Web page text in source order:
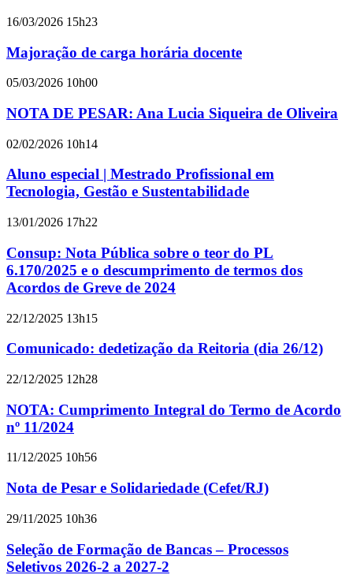
16/03/2026 15h23
Majoração de carga horária docente
05/03/2026 10h00
NOTA DE PESAR: Ana Lucia Siqueira de Oliveira
02/02/2026 10h14
Aluno especial | Mestrado Profissional em
Tecnologia, Gestão e Sustentabilidade
13/01/2026 17h22
Consup: Nota Pública sobre o teor do PL
6.170/2025 e o descumprimento de termos dos
Acordos de Greve de 2024
22/12/2025 13h15
Comunicado: dedetização da Reitoria (dia 26/12)
22/12/2025 12h28
NOTA: Cumprimento Integral do Termo de Acordo
nº 11/2024
11/12/2025 10h56
Nota de Pesar e Solidariedade (Cefet/RJ)
29/11/2025 10h36
Seleção de Formação de Bancas – Processos
Seletivos 2026-2 a 2027-2